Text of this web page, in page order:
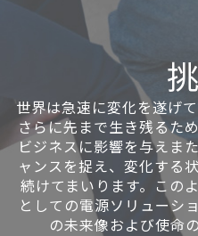
世界は急速に変化を遂げ
さらに先まで生き残るた
ビジネスに影響を与えま
ャンスを捉え、変化する
続けてまいります。この
としての電源ソリューシ
の未来像および使命